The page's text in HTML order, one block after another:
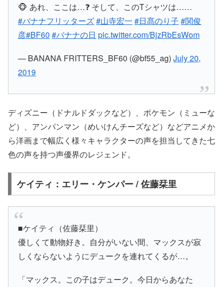
🐵 あれ、ここは…❓ そして、このTシャツは……
#バナナフリッターズ#山寺宏一 #日髙のり子 #関俊
彦#BF60 #バナナの日 pic.twitter.com/BjzRbEsWom
— BANANA FRITTERS_BF60 (@bf55_ag)July 20,
2019
ディズニー（ドナルドダックなど）、ポケモン（ミューな
ど）、アンパンマン（めいけんチーズなど）などアニメか
ら洋画まで幅広く様々キャラクターの声を担当してきた七
色の声を持つ声優界のレジェンド。
ケイティ：エリー・ケンパー / 佐藤栞里
■ケイティ（佐藤栞里）
優しくて動物好き。自分がいない間、マックスが寂
しくならないようにデュークを連れてくるが…。
「マックス。この子はデューク。今日からあなた